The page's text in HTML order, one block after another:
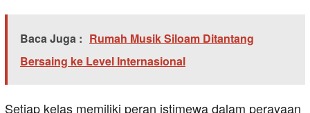
Baca Juga : Rumah Musik Siloam Ditantang
Bersaing ke Level Internasional
Setiap kelas memiliki peran istimewa dalam perayaan